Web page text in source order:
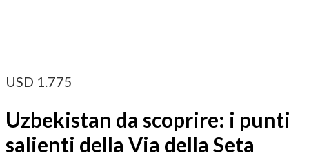
USD 1.775
Uzbekistan da scoprire: i punti
salienti della Via della Seta